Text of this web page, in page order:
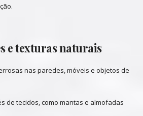
e texturas naturais
nas paredes, móveis e objetos de
de tecidos, como mantas e almofadas